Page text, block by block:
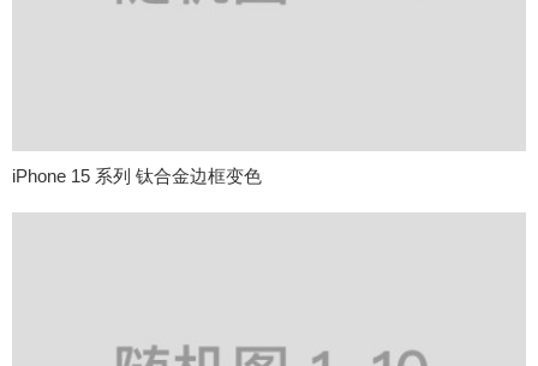
iPhone 15 系列 钛合金边框变色